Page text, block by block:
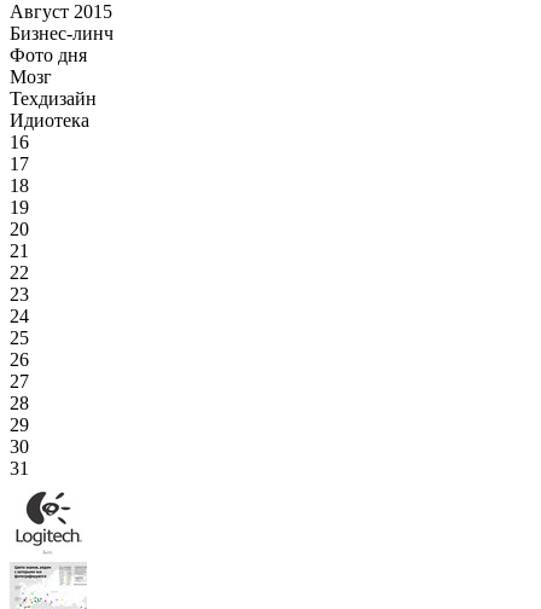
Август 2015
Бизнес-линч
Фото дня
Мозг
Техдизайн
Идиотека
16
17
18
19
20
21
22
23
24
25
26
27
28
29
30
31